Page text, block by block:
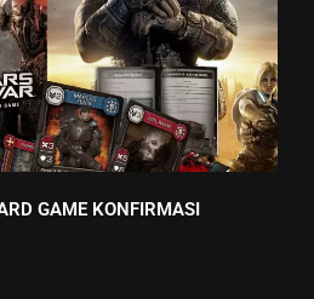
GAME KONFIRMASI